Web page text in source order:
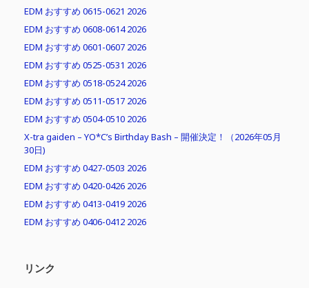
EDM おすすめ 0615-0621 2026
EDM おすすめ 0608-0614 2026
EDM おすすめ 0601-0607 2026
EDM おすすめ 0525-0531 2026
EDM おすすめ 0518-0524 2026
EDM おすすめ 0511-0517 2026
EDM おすすめ 0504-0510 2026
X-tra gaiden – YO*C’s Birthday Bash – 開催決定！（2026年05月
30日)
EDM おすすめ 0427-0503 2026
EDM おすすめ 0420-0426 2026
EDM おすすめ 0413-0419 2026
EDM おすすめ 0406-0412 2026
リンク